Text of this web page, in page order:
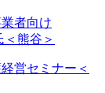
営セミナー＜